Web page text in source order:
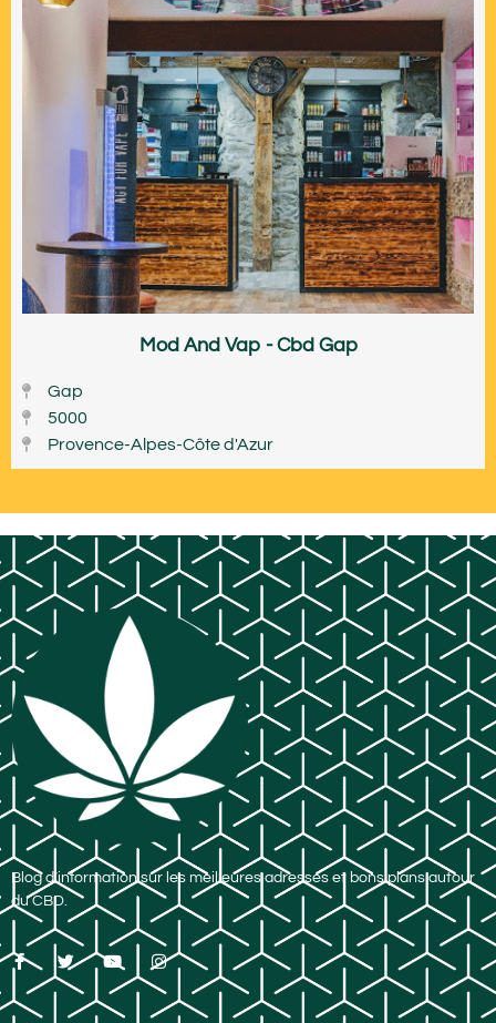
Mod And Vap - Cbd Gap
Gap
5000
Provence-Alpes-Côte d'Azur
Blog d’information sur les meilleures adresses et bons plans autour
du CBD.